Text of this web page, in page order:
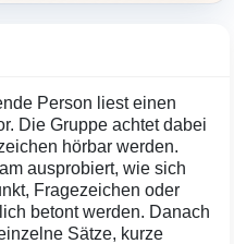
Person liest einen
Die Gruppe achtet dabei
hörbar werden.
ausprobiert, wie sich
Fragezeichen oder
betont werden. Danach
Sätze, kurze